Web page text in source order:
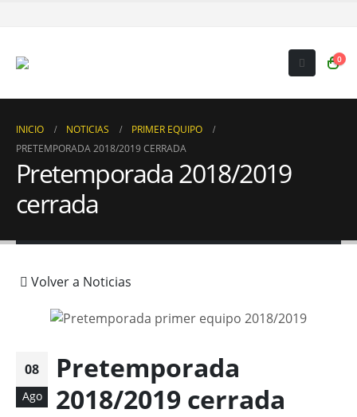
0
INICIO NOTICIAS
PRIMER EQUIPO
PRETEMPORADA 2018/2019 CERRADA
Pretemporada 2018/2019
cerrada
Volver a Noticias
08
Ago
Pretemporada
2018/2019 cerrada